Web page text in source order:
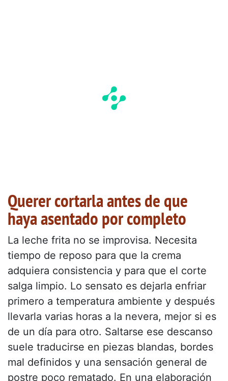
Querer cortarla antes de que
haya asentado por completo
La leche frita no se improvisa. Necesita
tiempo de reposo para que la crema
adquiera consistencia y para que el corte
salga limpio. Lo sensato es dejarla enfriar
primero a temperatura ambiente y después
llevarla varias horas a la nevera, mejor si es
de un día para otro. Saltarse ese descanso
suele traducirse en piezas blandas, bordes
mal definidos y una sensación general de
postre poco rematado. En una elaboración